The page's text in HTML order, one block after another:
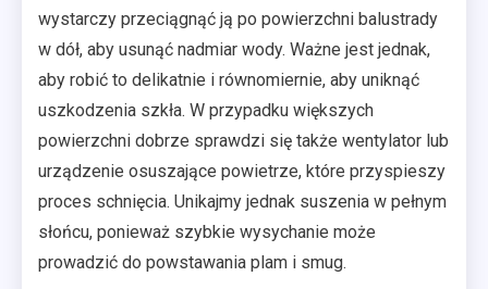
wystarczy przeciągnąć ją po powierzchni balustrady
w dół, aby usunąć nadmiar wody. Ważne jest jednak,
aby robić to delikatnie i równomiernie, aby uniknąć
uszkodzenia szkła. W przypadku większych
powierzchni dobrze sprawdzi się także wentylator lub
urządzenie osuszające powietrze, które przyspieszy
proces schnięcia. Unikajmy jednak suszenia w pełnym
słońcu, ponieważ szybkie wysychanie może
prowadzić do powstawania plam i smug.